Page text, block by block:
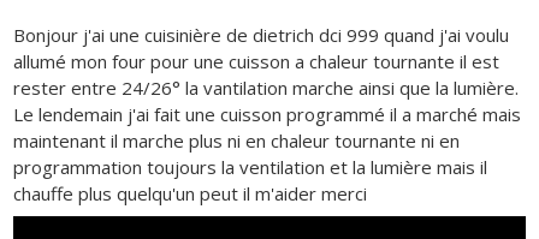
Bonjour j'ai une cuisinière de dietrich dci 999 quand j'ai voulu
allumé mon four pour une cuisson a chaleur tournante il est
rester entre 24/26° la vantilation marche ainsi que la lumière.
Le lendemain j'ai fait une cuisson programmé il a marché mais
maintenant il marche plus ni en chaleur tournante ni en
programmation toujours la ventilation et la lumière mais il
chauffe plus quelqu'un peut il m'aider merci